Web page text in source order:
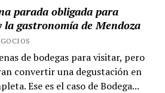
parada obligada para
gastronomía de Mendoza
de bodegas para visitar, pero
convertir una degustación en
Ese es el caso de Bodega...